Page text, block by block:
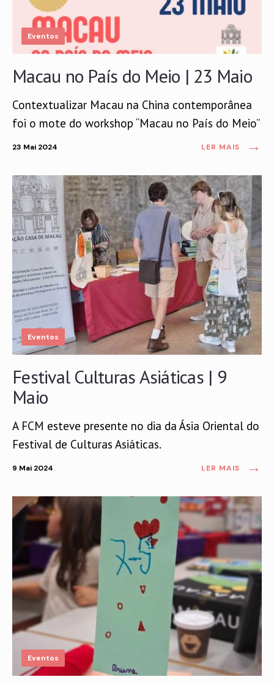
Eventos
Macau no País do Meio | 23 Maio
Contextualizar Macau na China contemporânea
foi o mote do workshop “Macau no País do Meio”
23 Mai 2024 LER MAIS →
Eventos
Festival Culturas Asiáticas | 9
Maio
A FCM esteve presente no dia da Ásia Oriental do
Festival de Culturas Asiáticas.
9 Mai 2024 LER MAIS →
Eventos